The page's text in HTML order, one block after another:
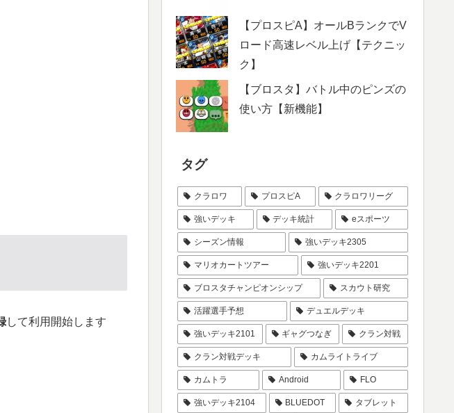
して利用開始します
【プロスピA】オールBランクでV
ロード高速レベル上げ【テクニッ
ク】
【ブロスタ】バトル中のピンズの
使い方【新機能】
タグ
クラロワ プロスピA クラロワリーグ
強いデッキ デッキ統計 eスポーツ
シーズン情報 強いデッキ2305
マリオカートツアー 強いデッキ2201
ブロスタチャンピオンシップ スカウト研究
活躍選手予想 デュエルデッキ
強いデッキ2101 ギャグつなぎ クラン対戦
クラン対戦デッキ カムライトライブ
カムトラ Android FLO
強いデッキ2104 BLUEDOT タブレット